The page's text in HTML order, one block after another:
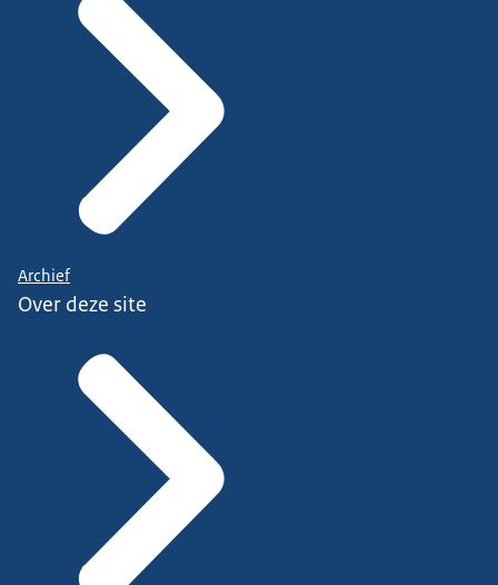
Archief
Over deze site